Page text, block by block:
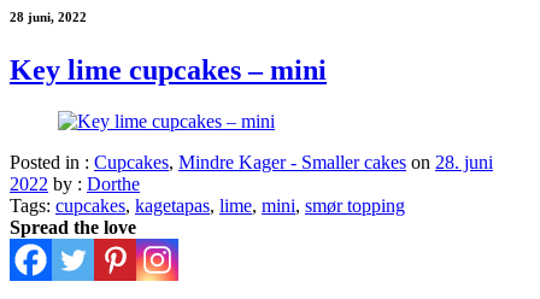
28 juni, 2022
Key lime cupcakes – mini
Posted in : Cupcakes, Mindre Kager - Smaller cakes on 28. juni
2022 by : Dorthe
Tags: cupcakes, kagetapas, lime, mini, smør topping
Spread the love